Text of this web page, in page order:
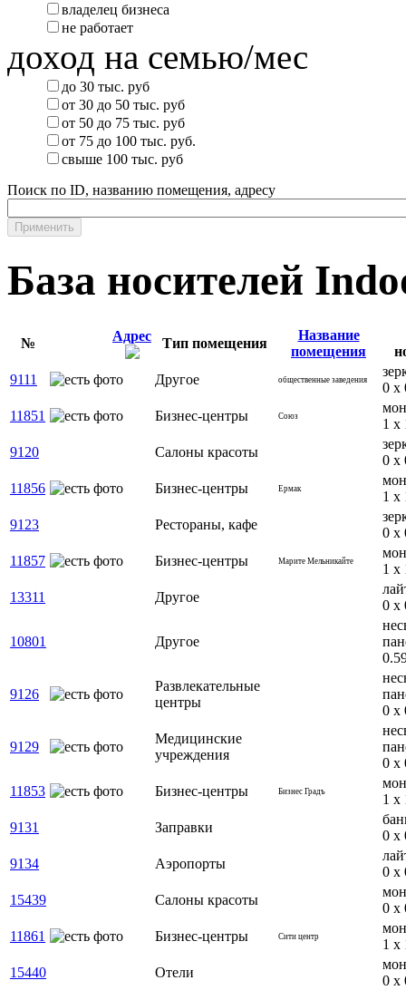
владелец бизнеса
не работает
доход на семью/мес
до 30 тыс. руб
от 30 до 50 тыс. руб
от 50 до 75 тыс. руб
от 75 до 100 тыс. руб.
свыше 100 тыс. руб
Поиск по ID, названию помещения, адресу
Применить
База носителей
№ Адрес Тип помещения
Название
помещения
9111
Другое общественные заведения
0 x
11851
Бизнес-центры Союз
1 x
9120
Салоны красоты
0 x
11856
Бизнес-центры Ермак
1 x
9123
Рестораны, кафе
0 x
11857
Бизнес-центры Марите Мельникайте
1 x
13311
Другое
0 x
10801 Другое
9126
Развлекательные
центры
0 x
9129
Медицинские
учреждения
0 x
11853
Бизнес-центры Бизнес Градъ
1 x
9131
Заправки
0 x
9134
Аэропорты
0 x
15439
Салоны красоты
0 x
11861
Бизнес-центры Сити центр
1 x
15440
Отели
0 x